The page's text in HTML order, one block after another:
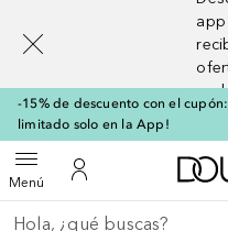
-15% de descuento con el
limitado solo en la App!
MenúAbrir menúMi cuenta
Regresar
Ejecutar búsqueda